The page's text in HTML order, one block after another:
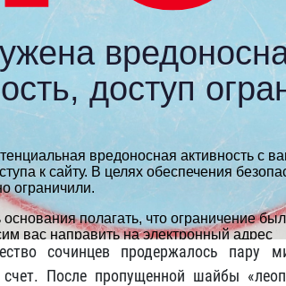
сочинцев продержалось пару
После пропущенной шайбы